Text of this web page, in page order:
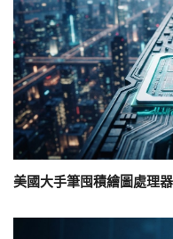
美國大手筆囤積繪圖處理